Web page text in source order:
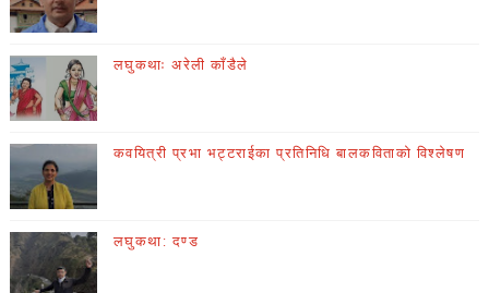
लघुकथाः अरेली काँडैले
कवयित्री प्रभा भट्टराईका प्रतिनिधि बालकविताको विश्लेषण
लघुकथा: दण्ड